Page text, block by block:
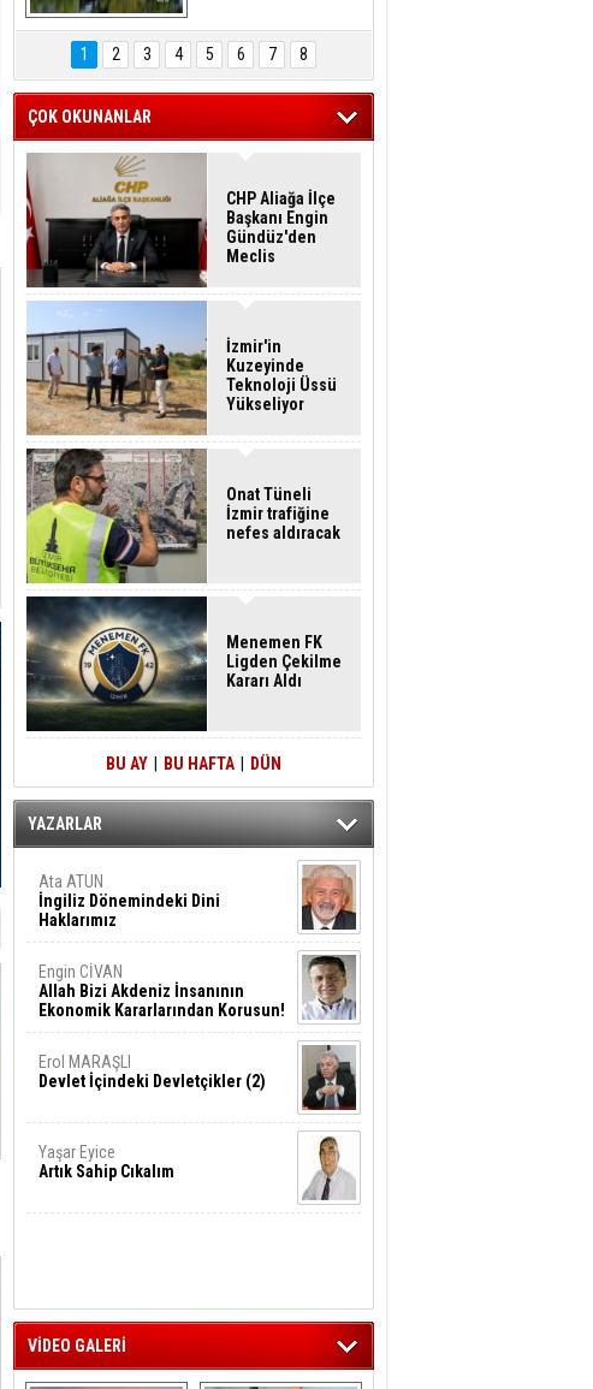
Hasan Eser'in
Objektifinden
1 2 3 4 5 6 7 8
ÇOK OKUNANLAR
CHP Aliağa İlçe
Başkanı Engin
Gündüz'den
Meclis
Çağrısı
İzmir'in
Kuzeyinde
Teknoloji Üssü
Yükseliyor
Onat Tüneli
İzmir trafiğine
nefes aldıracak
Menemen FK
Ligden Çekilme
Kararı Aldı
BU AY BU HAFTA DÜN
YAZARLAR
Ata ATUN
İngiliz Dönemindeki Dini
Haklarımız
Engin CİVAN
Allah Bizi Akdeniz İnsanının
Ekonomik Kararlarından Korusun!
Erol MARAŞLI
Devlet İçindeki Devletçikler (2)
Yaşar Eyice
Artık Sahip Cıkalım
VİDEO GALERİ